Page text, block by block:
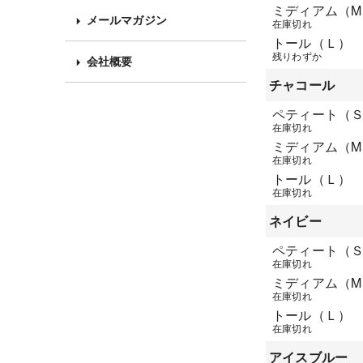
メールマガジン
会社概要
ミディアム（M
在庫切れ
トール（Ｌ）
残りわずか
チャコール
ペティート（Ｓ
在庫切れ
ミディアム（M
在庫切れ
トール（Ｌ）
在庫切れ
ネイビー
ペティート（Ｓ
在庫切れ
ミディアム（M
在庫切れ
トール（Ｌ）
在庫切れ
アイスブルー